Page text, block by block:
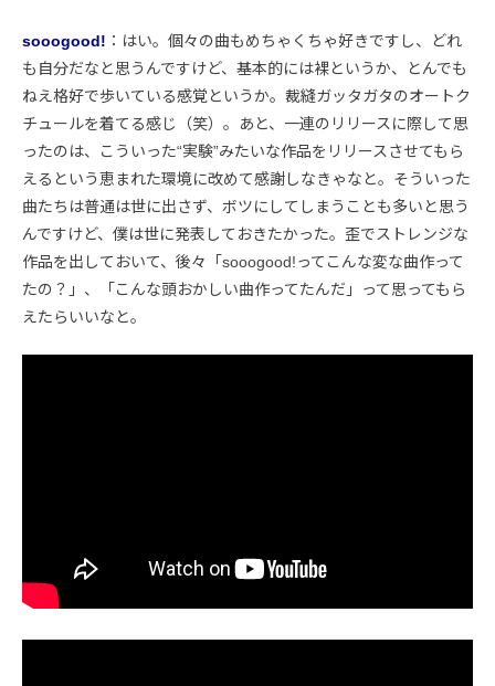
sooogood! ：はい。個々の曲もめちゃくちゃ好きですし、どれ
も自分だなと思うんですけど、基本的には裸というか、とんでも
ねえ格好で歩いている感覚というか。裁縫ガッタガタのオートク
チュールを着てる感じ（笑）。あと、一連のリリースに際して思
ったのは、こういった“実験”みたいな作品をリリースさせてもら
えるという恵まれた環境に改めて感謝しなきゃなと。そういった
曲たちは普通は世に出さず、ボツにしてしまうことも多いと思う
んですけど、僕は世に発表しておきたかった。歪でストレンジな
作品を出しておいて、後々「sooogood!ってこんな変な曲作って
たの？」、「こんな頭おかしい曲作ってたんだ」って思ってもら
えたらいいなと。